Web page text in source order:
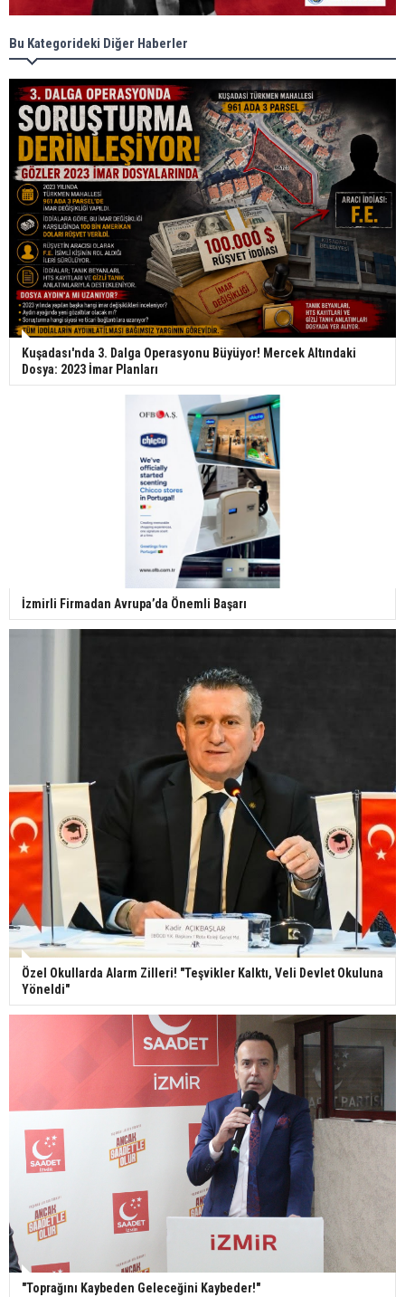
Bu Kategorideki Diğer Haberler
Kuşadası'nda 3. Dalga Operasyonu Büyüyor! Mercek Altındaki
Dosya: 2023 İmar Planları
İzmirli Firmadan Avrupa’da Önemli Başarı
Özel Okullarda Alarm Zilleri! "Teşvikler Kalktı, Veli Devlet Okuluna
Yöneldi"
"Toprağını Kaybeden Geleceğini Kaybeder!"